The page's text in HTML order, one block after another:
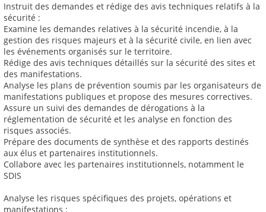
Instruit des demandes et rédige des avis techniques relatifs à la
sécurité :
Examine les demandes relatives à la sécurité incendie, à la
gestion des risques majeurs et à la sécurité civile, en lien avec
les événements organisés sur le territoire.
Rédige des avis techniques détaillés sur la sécurité des sites et
des manifestations.
Analyse les plans de prévention soumis par les organisateurs de
manifestations publiques et propose des mesures correctives.
Assure un suivi des demandes de dérogations à la
réglementation de sécurité et les analyse en fonction des
risques associés.
Prépare des documents de synthèse et des rapports destinés
aux élus et partenaires institutionnels.
Collabore avec les partenaires institutionnels, notamment le
SDIS
Analyse les risques spécifiques des projets, opérations et
manifestations :